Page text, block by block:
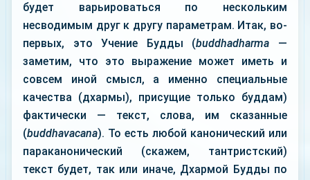
будет варьироваться по нескольким
несводимым друг к другу параметрам. Итак, во-
первых, это Учение Будды (buddhadharma —
заметим, что это выражение может иметь и
совсем иной смысл, а именно специальные
качества (дхармы), присущие только буддам)
фактически — текст, слова, им сказанные
(buddhavacana). То есть любой канонический или
параканонический (скажем, тантристский)
текст будет, так или иначе, Дхармой Будды по